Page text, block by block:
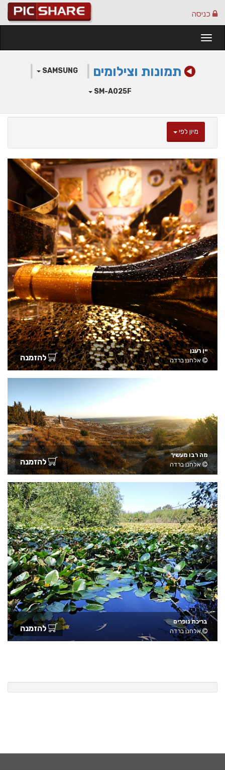
כניסה
תמונות וצילומים SAMSUNG
SM-A025F
מיון לפי
יין רענן
אלחנן ברדה
להזמנה
מה רבו מעשיך
אלחנן ברדה
להזמנה
בריכת נופרים
אלחנן ברדה
להזמנה